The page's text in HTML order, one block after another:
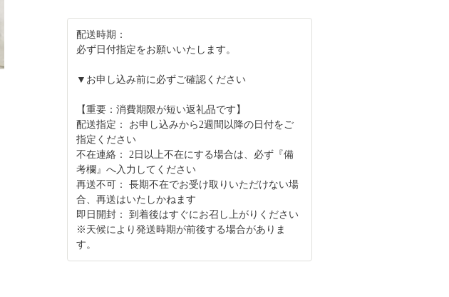
配送時期：
必ず日付指定をお願いいたします。
▼お申し込み前に必ずご確認ください
【重要：消費期限が短い返礼品です】
配送指定： お申し込みから2週間以降の日付をご
指定ください
不在連絡： 2日以上不在にする場合は、必ず『備
考欄』へ入力してください
再送不可： 長期不在でお受け取りいただけない場
合、再送はいたしかねます
即日開封： 到着後はすぐにお召し上がりください
※天候により発送時期が前後する場合がありま
す。